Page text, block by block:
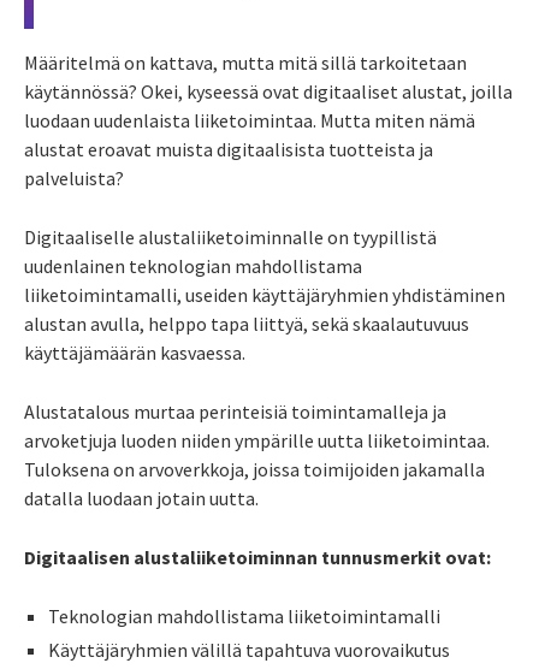
Määritelmä on kattava, mutta mitä sillä tarkoitetaan
käytännössä? Okei, kyseessä ovat digitaaliset alustat, joilla
luodaan uudenlaista liiketoimintaa. Mutta miten nämä
alustat eroavat muista digitaalisista tuotteista ja
palveluista?
Digitaaliselle alustaliiketoiminnalle on tyypillistä
uudenlainen teknologian mahdollistama
liiketoimintamalli, useiden käyttäjäryhmien yhdistäminen
alustan avulla, helppo tapa liittyä, sekä skaalautuvuus
käyttäjämäärän kasvaessa.
Alustatalous murtaa perinteisiä toimintamalleja ja
arvoketjuja luoden niiden ympärille uutta liiketoimintaa.
Tuloksena on arvoverkkoja, joissa toimijoiden jakamalla
datalla luodaan jotain uutta.
Digitaalisen alustaliiketoiminnan tunnusmerkit ovat:
Teknologian mahdollistama liiketoimintamalli
Käyttäjäryhmien välillä tapahtuva vuorovaikutus